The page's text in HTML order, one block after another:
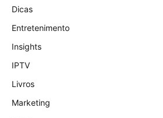
Dicas
Entretenimento
Insights
IPTV
Livros
Marketing